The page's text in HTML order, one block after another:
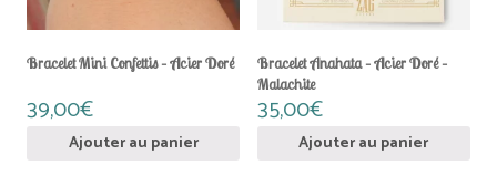
Bracelet Mini Confettis – Acier Doré
39,00€
Ajouter au panier
Bracelet Anahata – Acier Doré –
Malachite
35,00€
Ajouter au panier